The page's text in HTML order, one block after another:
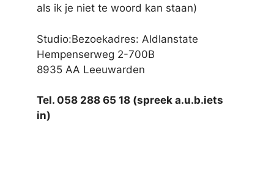
als ik je niet te woord kan staan)
Studio:Bezoekadres: Aldlanstate
Hempenserweg 2-700B
8935 AA Leeuwarden
Tel. 058 288 65 18 (spreek a.u.b.iets
in)